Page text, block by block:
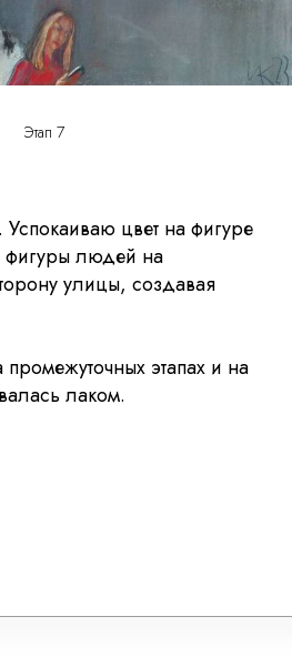
Этап 7
цвет на фигуре
людей на
улицы, создавая
промежуточных этапах и на
лаком.